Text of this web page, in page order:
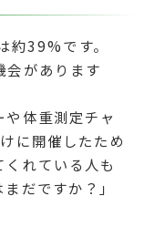
39%です。
会があります
体重測定チャ
に開催したため
れている人も
だですか？」